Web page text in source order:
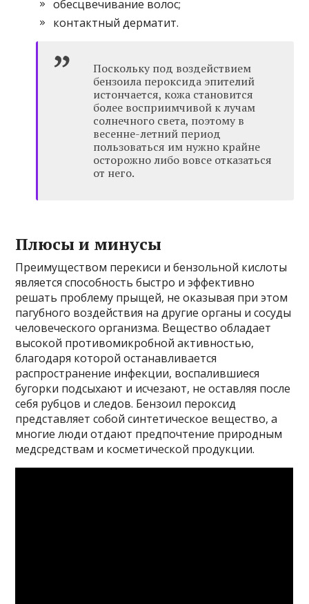
обесцвечивание волос;
контактный дерматит.
Поскольку под воздействием
бензоила пероксида эпителий
истончается, кожа становится
более восприимчивой к лучам
солнечного света, поэтому в
весенне-летний период
пользоваться им нужно крайне
осторожно либо вовсе отказаться
от него.
Плюсы и минусы
Преимуществом перекиси и бензольной кислоты
является способность быстро и эффективно
решать проблему прыщей, не оказывая при этом
пагубного воздействия на другие органы и сосуды
человеческого организма. Вещество обладает
высокой противомикробной активностью,
благодаря которой останавливается
распространение инфекции, воспалившиеся
бугорки подсыхают и исчезают, не оставляя после
себя рубцов и следов. Бензоил пероксид
представляет собой синтетическое вещество, а
многие люди отдают предпочтение природным
медсредствам и косметической продукции.